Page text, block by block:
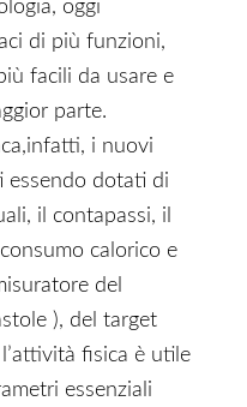
oggi
di più funzioni,
facili da usare e
parte.
i nuovi
essendo dotati di
il contapassi, il
calorico e
del
), del target
fisica è utile
essenziali